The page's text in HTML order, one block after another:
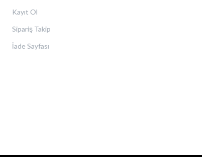
Kayıt Ol
Sipariş Takip
İade Sayfası